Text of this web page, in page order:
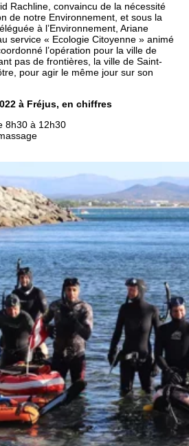
Rachline, convaincu de la nécessité
de notre Environnement, et sous la
à l’Environnement, Ariane
service « Ecologie Citoyenne » animé
l’opération pour la ville de
pas de frontières, la ville de Saint-
pour agir le même jour sur son
à Fréjus, en chiffres
8h30 à 12h30